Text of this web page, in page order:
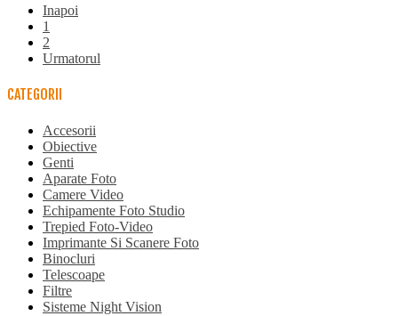
Inapoi
1
2
Urmatorul
CATEGORII
Accesorii
Obiective
Genti
Aparate Foto
Camere Video
Echipamente Foto Studio
Trepied Foto-Video
Imprimante Si Scanere Foto
Binocluri
Telescoape
Filtre
Sisteme Night Vision